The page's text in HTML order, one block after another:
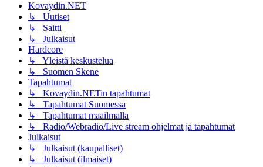
Kovaydin.NET
↳ Uutiset
↳ Saitti
↳ Julkaisut
Hardcore
↳ Yleistä keskustelua
↳ Suomen Skene
Tapahtumat
↳ Kovaydin.NETin tapahtumat
↳ Tapahtumat Suomessa
↳ Tapahtumat maailmalla
↳ Radio/Webradio/Live stream ohjelmat ja tapahtumat
Julkaisut
↳ Julkaisut (kaupalliset)
↳ Julkaisut (ilmaiset)